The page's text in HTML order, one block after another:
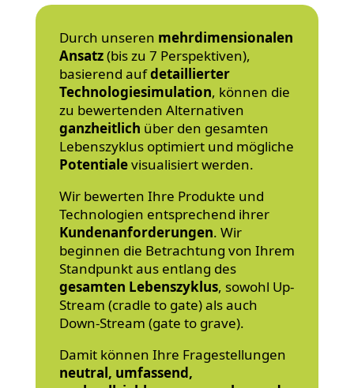
Durch unseren mehrdimensionalen
Ansatz(bis zu 7 Perspektiven),
basierend aufdetaillierter
Technologiesimulation, können die
zu bewertenden Alternativen
ganzheitlich über den gesamten
Lebenszyklus optimiert und mögliche
Potentialevisualisiert werden.
Wir bewerten Ihre Produkte und
Technologien entsprechend ihrer
Kundenanforderungen. Wir
beginnen die Betrachtung von Ihrem
Standpunkt aus entlang des
gesamten Lebenszyklus, sowohl Up-
Stream (cradle to gate) als auch
Down-Stream (gate to grave).
Damit können Ihre Fragestellungen
neutral, umfassend,